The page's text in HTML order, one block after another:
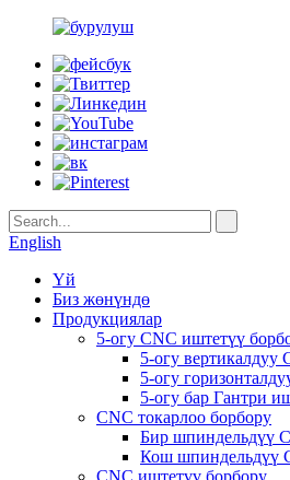
English
Үй
Биз жөнүндө
Продукциялар
5-огу CNC иштетүү
5-огу вертикалдуу
5-огу
5-огу бар Гантри
CNC токарлоо борбору
Бир шпиндельдүү
Кош шпиндельдүү
CNC иштетүү борбору